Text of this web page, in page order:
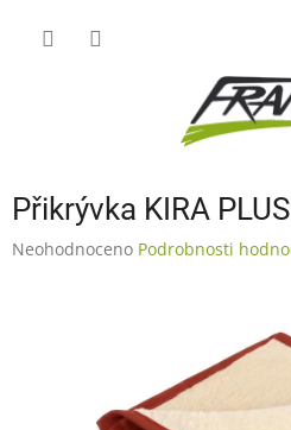
Přikrývka KIRA
Průměrné
Neohodnoceno Podrobnosti